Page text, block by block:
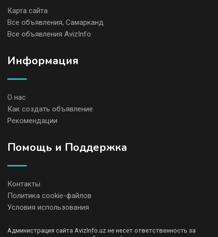
Карта сайта
Все объявления, Самарканд
Все объявления AvizInfo
Информация
О нас
Как создать объявление
Рекомендации
Помощь и Поддержка
Контакты
Политика cookie-файлов
Условия использования
Администрация сайта AvizInfo.uz не несет ответственность за